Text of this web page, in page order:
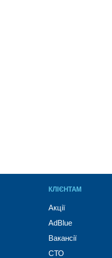
КЛІЄНТАМ
Акції
AdBlue
Вакансії
СТО